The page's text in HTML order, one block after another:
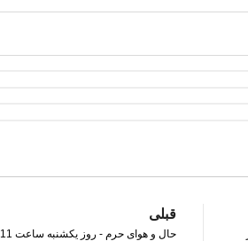
قبلی
حال و هوای حرم - روز یکشنبه ساعت 11